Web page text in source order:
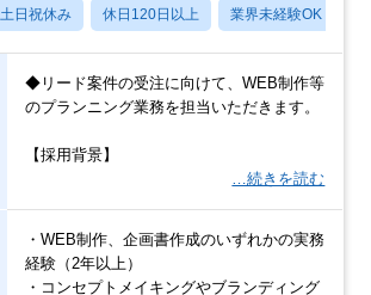
土日祝休み 休日120日以上 業界未経験OK
◆リード案件の受注に向けて、WEB制作等
のプランニング業務を担当いただきます。
【採用背景】
…続きを読む
・WEB制作、企画書作成のいずれかの実務
経験（2年以上）
・コンセプトメイキングやブランディング